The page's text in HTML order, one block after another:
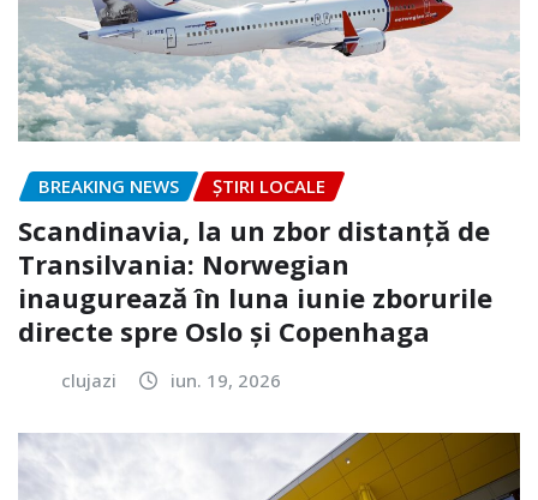
BREAKING NEWS ȘTIRI LOCALE
Scandinavia, la un zbor distanță de
Transilvania: Norwegian
inaugurează în luna iunie zborurile
directe spre Oslo și Copenhaga
clujazi iun. 19, 2026